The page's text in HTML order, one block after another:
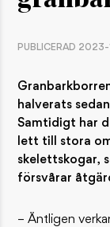
PUBLICERAD 2023-
halverats
Samtidigt har
lett till stora
skelettskogar,
försvårar
– Äntligen